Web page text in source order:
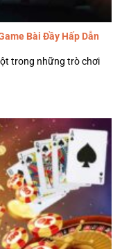
Bài Đầy Hấp Dẫn
trong những trò chơi